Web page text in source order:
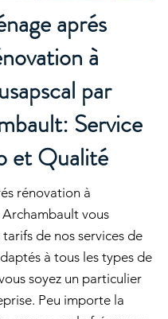
aprés
à
par
Service
et Qualité
rénovation à
Archambault vous
de nos services de
à tous les types de
soyez un particulier
Peu importe la